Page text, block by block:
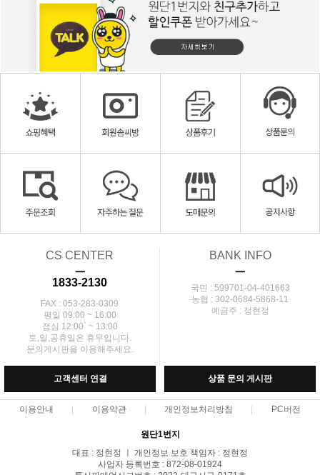
CS CENTER
ㅡ
1833-2130
FAX : 053-283-0309
평일 09:00 ~ 16:00
점심 12:00` ~ 13:00
토,일,공휴일은 휴무입니다.
문의게시판을 이용해주세요.
BANK INFO
ㅡ
국민 : 599701-04-401663
농협 : 302-0684-5868-11
예금주 : 정현정
고객센터 연결 상품 문의 게시판
이용안내 이용약관 개인정보처리방침 PC버전
원단1번지
대표 : 정현정 ㅣ 개인정보 보호 책임자 : 정현정
사업자 등록번호 : 872-08-01924